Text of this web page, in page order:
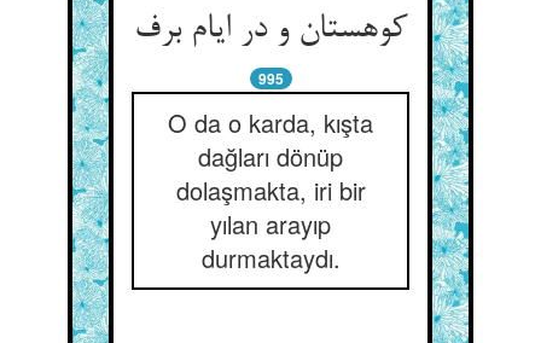
کوهستان و در ایام برف
995
O da o karda, kışta
dağları dönüp
dolaşmakta, iri bir
yılan arayıp
durmaktaydı.